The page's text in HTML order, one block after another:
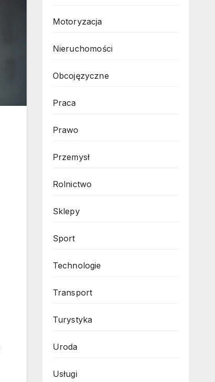
Motoryzacja
Nieruchomości
Obcojęzyczne
Praca
Prawo
Przemysł
Rolnictwo
Sklepy
Sport
Technologie
Transport
Turystyka
Uroda
Usługi